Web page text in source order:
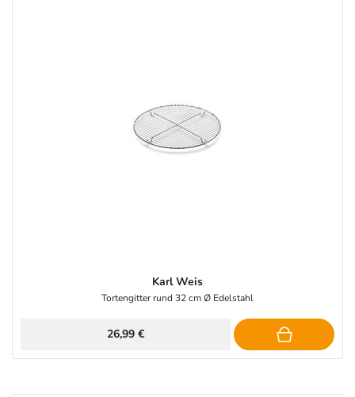
Karl Weis
Tortengitter rund 32 cm Ø Edelstahl
26,99 €